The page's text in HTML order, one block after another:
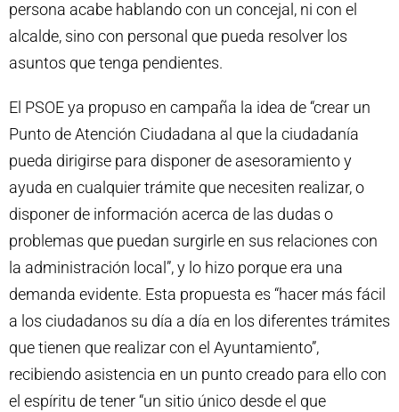
persona acabe hablando con un concejal, ni con el
alcalde, sino con personal que pueda resolver los
asuntos que tenga pendientes.
El PSOE ya propuso en campaña la idea de “crear un
Punto de Atención Ciudadana al que la ciudadanía
pueda dirigirse para disponer de asesoramiento y
ayuda en cualquier trámite que necesiten realizar, o
disponer de información acerca de las dudas o
problemas que puedan surgirle en sus relaciones con
la administración local”, y lo hizo porque era una
demanda evidente. Esta propuesta es “hacer más fácil
a los ciudadanos su día a día en los diferentes trámites
que tienen que realizar con el Ayuntamiento”,
recibiendo asistencia en un punto creado para ello con
el espíritu de tener “un sitio único desde el que